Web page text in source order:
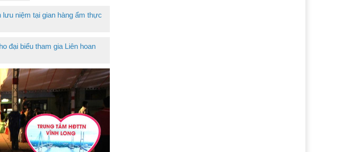
niệm tại gian hàng ẩm thực
đại biểu tham gia Liên hoan